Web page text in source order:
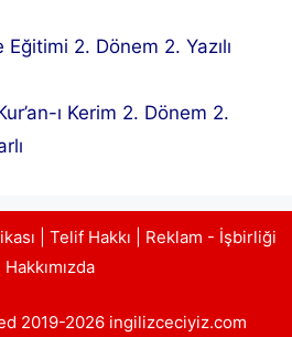
Eğitimi 2. Dönem 2. Yazılı
ı Kerim 2. Dönem 2.
Telif Hakkı
Reklam - İşbirliği
Hakkımızda
2019-2026 ingilizceciyiz.com